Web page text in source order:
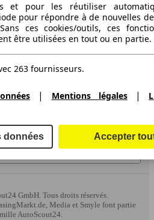
GmbH. Tous droits réservés.
Media et Smyle font partie
AutoScout24.
et pour les réutiliser
pour répondre à de nouvelles
ces cookies/outils, ces
être utilisées en tout ou en partie.
263 fournisseurs.
| Mentions légales|
données Accepter